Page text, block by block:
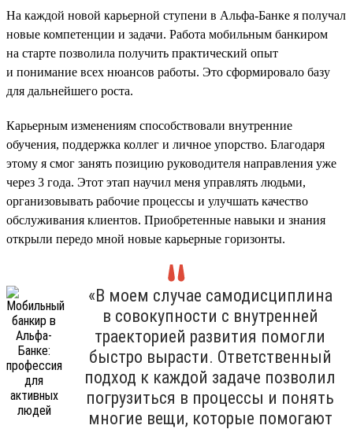
На каждой новой карьерной ступени в Альфа-Банке я получал
новые компетенции и задачи. Работа мобильным банкиром
на старте позволила получить практический опыт
и понимание всех нюансов работы. Это сформировало базу
для дальнейшего роста.
Карьерным изменениям способствовали внутренние
обучения, поддержка коллег и личное упорство. Благодаря
этому я смог занять позицию руководителя направления уже
через 3 года. Этот этап научил меня управлять людьми,
организовывать рабочие процессы и улучшать качество
обслуживания клиентов. Приобретенные навыки и знания
открыли передо мной новые карьерные горизонты.
«В моем случае самодисциплина
в совокупности с внутренней
траекторией развития помогли
быстро вырасти. Ответственный
подход к каждой задаче позволил
погрузиться в процессы и понять
многие вещи, которые помогают